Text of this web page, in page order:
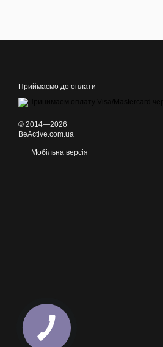
Приймаємо до оплати
© 2014—2026
BeActive.com.ua
Мобільна версія